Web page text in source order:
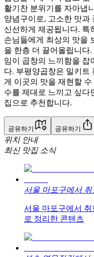
활기찬 분위기를 자아냅
양념구이로, 고소한 맛과
신선하게 제공됩니다. 특
손님들에게 최상의 맛을
을 한층 더 끌어올립니다
임이 곱창의 느끼함을 잡
다. 부평양곱창은 밀키트
게 이곳의 맛을 재현할
수를 제대로 느끼고 싶다
집으로 추천합니다.
공유하기 공유하기
위치 안내
최신 맛집 소식
서울 마포구에서
서울 마포구에서
로 정리한 콘텐츠